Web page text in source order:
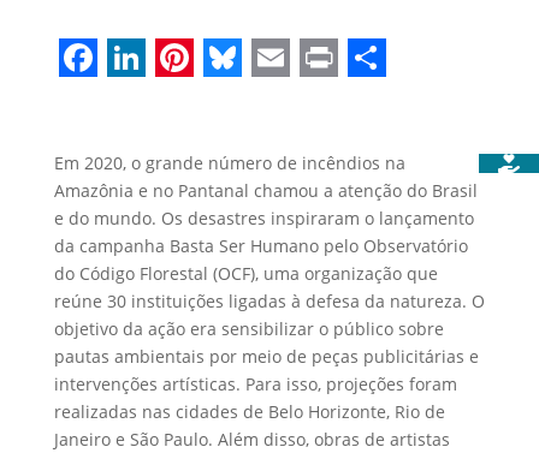
Em 2020, o grande número de incêndios na
Amazônia e no Pantanal chamou a atenção do Brasil
e do mundo. Os desastres inspiraram o lançamento
da campanha Basta Ser Humano pelo Observatório
do Código Florestal (OCF), uma organização que
reúne 30 instituições ligadas à defesa da natureza. O
objetivo da ação era sensibilizar o público sobre
pautas ambientais por meio de peças publicitárias e
intervenções artísticas. Para isso, projeções foram
realizadas nas cidades de Belo Horizonte, Rio de
Janeiro e São Paulo. Além disso, obras de artistas